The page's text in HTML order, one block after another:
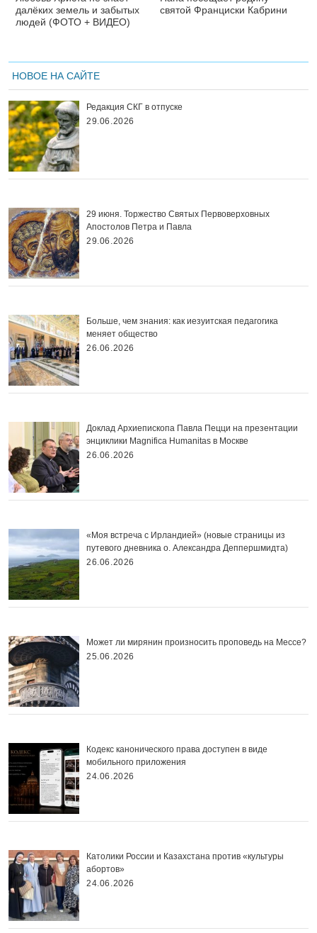
далёких земель и забытых
людей (ФОТО + ВИДЕО)
святой Франциски Кабрини
НОВОЕ НА САЙТЕ
Редакция СКГ в отпуске
29.06.2026
29 июня. Торжество Святых Первоверховных
Апостолов Петра и Павла
29.06.2026
Больше, чем знания: как иезуитская педагогика
меняет общество
26.06.2026
Доклад Архиепископа Павла Пецци на презентации
энциклики Magnifica Нumanitas в Москве
26.06.2026
«Моя встреча с Ирландией» (новые страницы из
путевого дневника о. Александра Деппершмидта)
26.06.2026
Может ли мирянин произносить проповедь на Мессе?
25.06.2026
Кодекс канонического права доступен в виде
мобильного приложения
24.06.2026
Католики России и Казахстана против «культуры
абортов»
24.06.2026